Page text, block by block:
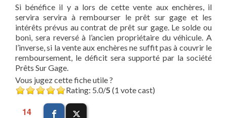
Si bénéfice il y a lors de cette vente aux enchères, il
servira servira à rembourser le prêt sur gage et les
intérêts prévus au contrat de prêt sur gage. Le solde ou
boni, sera reversé à l’ancien propriétaire du véhicule. A
l’inverse, si la vente aux enchères ne suffit pas à couvrir le
remboursement, le déficit sera supporté par la société
Prêts Sur Gage.
Vous jugez cette fiche utile ?
Rating: 5.0/5 (1 vote cast)
14